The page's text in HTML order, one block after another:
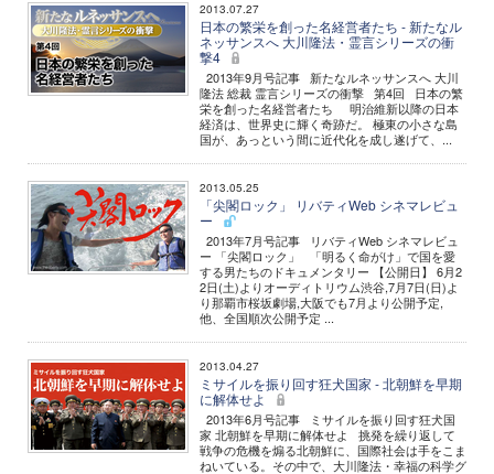
2013.07.27
日本の繁栄を創った名経営者たち - 新たなル
ネッサンスへ 大川隆法・霊言シリーズの衝
撃4
2013年9月号記事 新たなルネッサンスへ 大川
隆法 総裁 霊言シリーズの衝撃 第4回 日本の繁
栄を創った名経営者たち 明治維新以降の日本
経済は、世界史に輝く奇跡だ。 極東の小さな島
国が、あっという間に近代化を成し遂げて、...
2013.05.25
「尖閣ロック」 リバティWeb シネマレビュ
ー
2013年7月号記事 リバティWeb シネマレビュ
ー 「尖閣ロック」 「明るく命がけ」で国を愛
する男たちのドキュメンタリー 【公開日】 6月2
2日(土)よりオーディトリウム渋谷,7月7日(日)よ
り那覇市桜坂劇場,大阪でも7月より公開予定,
他、全国順次公開予定 ...
2013.04.27
ミサイルを振り回す狂犬国家 - 北朝鮮を早期
に解体せよ
2013年6月号記事 ミサイルを振り回す狂犬国
家 北朝鮮を早期に解体せよ 挑発を繰り返して
戦争の危機を煽る北朝鮮に、国際社会は手をこま
ねいている。その中で、大川隆法・幸福の科学グ